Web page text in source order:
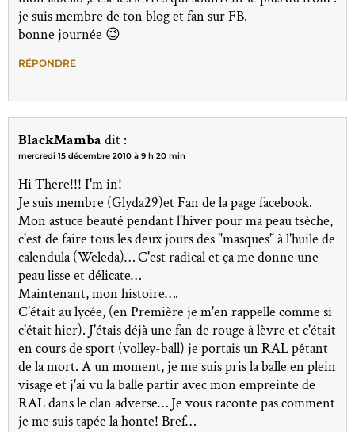
je suis membre de ton blog et fan sur FB.
bonne journée 😉
RÉPONDRE
BlackMamba dit :
mercredi 15 décembre 2010 à 9 h 20 min
Hi There!!! I'm in!
Je suis membre (Glyda29)et Fan de la page facebook.
Mon astuce beauté pendant l'hiver pour ma peau tsèche,
c'est de faire tous les deux jours des "masques" à l'huile de
calendula (Weleda)… C'est radical et ça me donne une
peau lisse et délicate…
Maintenant, mon histoire….
C'était au lycée, (en Première je m'en rappelle comme si
c'était hier). J'étais déjà une fan de rouge à lèvre et c'était
en cours de sport (volley-ball) je portais un RAL pêtant
de la mort. A un moment, je me suis pris la balle en plein
visage et j'ai vu la balle partir avec mon empreinte de
RAL dans le clan adverse… Je vous raconte pas comment
je me suis tapée la honte! Bref…